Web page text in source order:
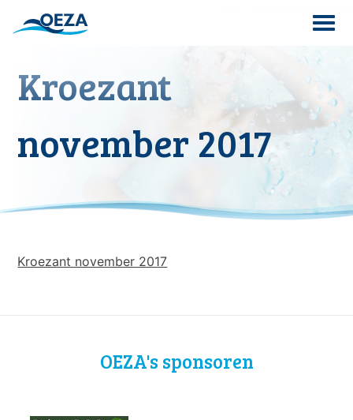
Search
Kroezant
november 2017
Kroezant november 2017
OEZA's sponsoren